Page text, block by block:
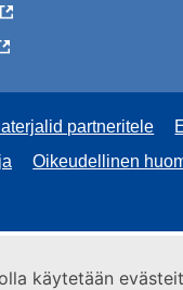
käytetään
partneritele
Oikeudellinen